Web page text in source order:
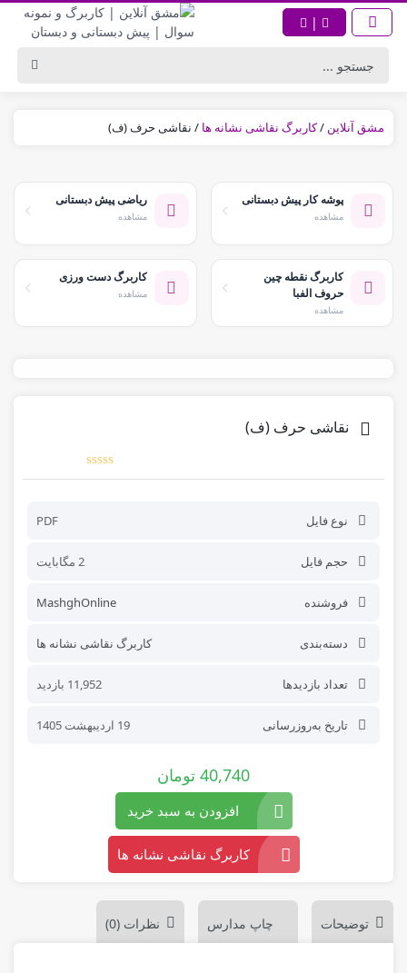
|
مشق آنلاین /کاربرگ نقاشی نشانه ها / نقاشی حرف (ف)
پوشه کار پیش دبستانی
مشاهده
ریاضی پیش دبستانی
مشاهده
کاربرگ نقطه چین
حروف الفبا
مشاهده
کاربرگ دست ورزی
مشاهده
نقاشی حرف (ف)
نوع فایل PDF
حجم فایل 2 مگابایت
فروشنده MashghOnline
دسته‌بندی کاربرگ نقاشی نشانه ها
تعداد بازدیدها 11,952 بازدید
تاریخ به‌روز‌رسانی 19 اردیبهشت 1405
40,740 تومان
افزودن به سبد خرید
کاربرگ نقاشی نشانه ها
توضیحات چاپ مدارس نظرات (0)